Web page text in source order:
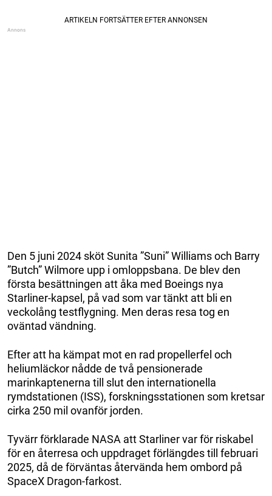
Den 5 juni 2024 sköt Sunita ”Suni” Williams och Barry
”Butch” Wilmore upp i omloppsbana. De blev den
första besättningen att åka med Boeings nya
Starliner-kapsel, på vad som var tänkt att bli en
veckolång testflygning. Men deras resa tog en
oväntad vändning.
Efter att ha kämpat mot en rad propellerfel och
heliumläckor nådde de två pensionerade
marinkaptenerna till slut den internationella
rymdstationen (ISS), forskningsstationen som kretsar
cirka 250 mil ovanför jorden.
Tyvärr förklarade NASA att Starliner var för riskabel
för en återresa och uppdraget förlängdes till februari
2025, då de förväntas återvända hem ombord på
SpaceX Dragon-farkost.